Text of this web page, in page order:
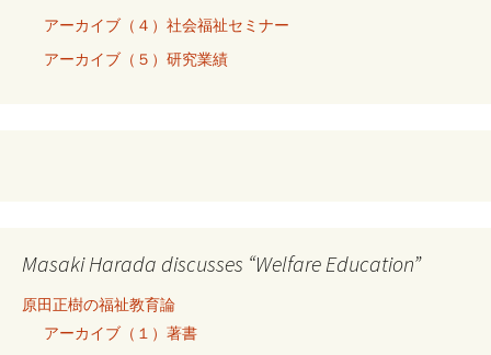
アーカイブ（４）社会福祉セミナー
アーカイブ（５）研究業績
Masaki Harada discusses “Welfare Education”
原田正樹の福祉教育論
アーカイブ（１）著書